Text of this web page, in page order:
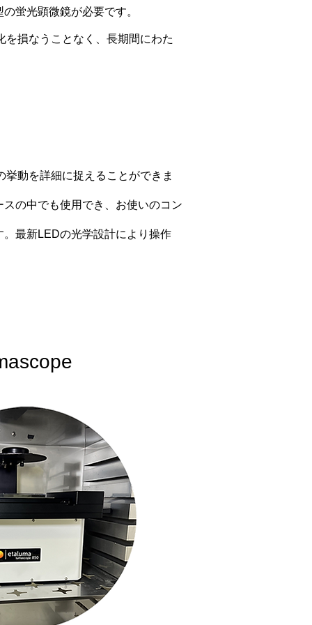
蛍光顕微鏡が必要です。
損なうことなく、長期間にわた
動を詳細に捉えることができま
の中でも使用でき、お使いのコン
最新LEDの光学設計により操作